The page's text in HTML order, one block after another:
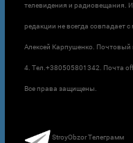
телевидения и радиовещания.
редакции не всегда совпадает
Алексей Карпушенко.
4. Тел.+380505801342. Почта
Все права защищены.
StroyObzor Телеграмм